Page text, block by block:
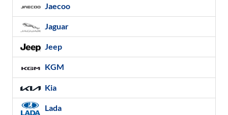
Jaecoo
Jaguar
Jeep
KGM
Kia
Lada